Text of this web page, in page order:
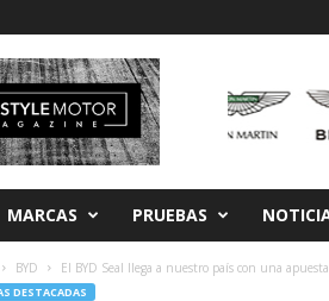
MARCAS PRUEBAS
BYD El BYD Seal llega a nuestro país con una
DESTACADAS